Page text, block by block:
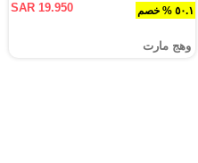
٥٠.١ % خصم SAR 19.950
وهج مارت